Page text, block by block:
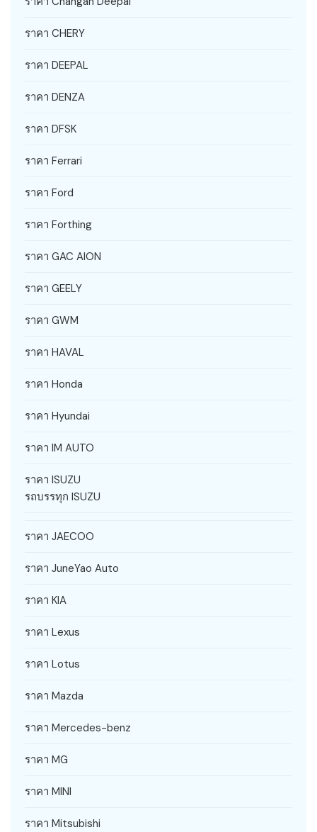
ราคา CHERY
ราคา DEEPAL
ราคา DENZA
ราคา DFSK
ราคา Ferrari
ราคา Ford
ราคา Forthing
ราคา GAC AION
ราคา GEELY
ราคา GWM
ราคา HAVAL
ราคา Honda
ราคา Hyundai
ราคา IM AUTO
ราคา ISUZU
รถบรรทุก ISUZU
ราคา JAECOO
ราคา JuneYao Auto
ราคา KIA
ราคา Lexus
ราคา Lotus
ราคา Mazda
ราคา Mercedes-benz
ราคา MG
ราคา MINI
ราคา Mitsubishi